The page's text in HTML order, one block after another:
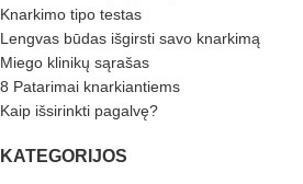
Knarkimo tipo testas
Lengvas būdas išgirsti savo knarkimą
Miego klinikų sąrašas
8 Patarimai knarkiantiems
Kaip išsirinkti pagalvę?
KATEGORIJOS